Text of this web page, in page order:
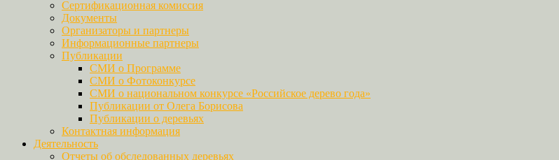
Сертификационная комиссия
Документы
Организаторы и партнеры
Информационные партнеры
Публикации
СМИ о Программе
СМИ о Фотоконкурсе
СМИ о национальном конкурсе «Российское дерево года»
Публикации от Олега Борисова
Публикации о деревьях
Контактная информация
Деятельность
Отчеты об обследованных деревьях